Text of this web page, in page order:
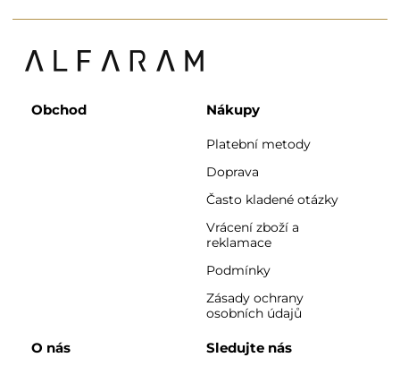
Obchod Nákupy
Platební metody
Doprava
Často kladené otázky
Vrácení zboží a
reklamace
Podmínky
Zásady ochrany
osobních údajů
O nás Sledujte nás